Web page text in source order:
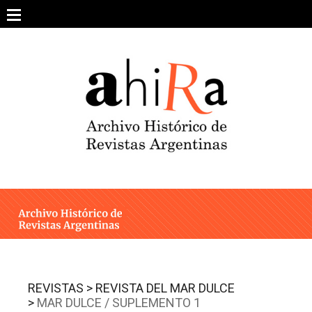
content
ARCHIVO DE REVISTAS
ESTUDIOS CRÍTICOS
INTEGRANTES
CONTACTO
REVISTAS > REVISTA DEL MAR DULCE
> MAR DULCE / SUPLEMENTO 1